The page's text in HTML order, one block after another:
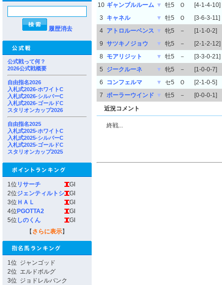
履歴消去
公式戦って何？
2026公式戦概要
自由指名2026
入札式2026-ホワイトC
入札式2026-シルバーC
入札式2026-ゴールドC
スタリオンカップ2026
自由指名2025
入札式2025-ホワイトC
入札式2025-シルバーC
入札式2025-ゴールドC
スタリオンカップ2025
1位 リサーチ
GI
2位ジェンティルトシ
GI
3位 ＨＡＬ
GI
4位 PGOTTA2
GI
5位 しのくん
GI
【 さらに表示】
1位 ジャンゴッド
2位 エルドボルグ
3位 ジョドレルバンク
10 ギャンブルルーム ▼ 牡5 Ｏ
[4-1-4-10]
3
キャネル ▼ 牡5 Ｏ
[3-6-3-11]
4
アトロルーベンス ▼ 牝5 －
[1-1-0-2]
9 サツキノジョウ ▼ 牝5 －
[2-1-2-12]
8
モアリジット ▼ 牡5 －
[3-3-0-21]
5
ジークルーネ ▼ 牝5 －
[1-0-0-7]
6
コンフェルマ ▼ セ5 Ｏ
[2-1-0-5]
7 ポーラーウインド ▼ 牡5 －
[0-0-0-1]
近況コメント
終戦...